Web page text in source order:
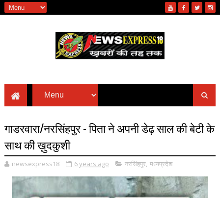
गाडरवारा/नरसिंहपुर - पिता ने अपनी डेढ़ साल की बेटी के
साथ की ख़ुदकुशी
newsexpress18 6 years ago नरसिंहपुर, मध्यप्रदेश